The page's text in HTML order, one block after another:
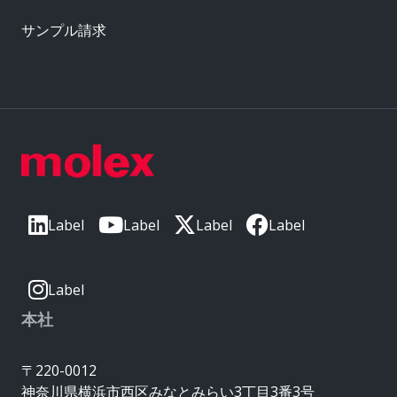
Label Label Label Label
Label
本社
〒220-0012
神奈川県横浜市西区みなとみらい3丁目3番3号
サンプル請求